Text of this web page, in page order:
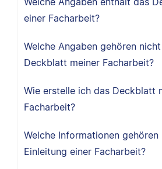
einer Facharbeit?
Welche Angaben gehören
Deckblatt meiner Facharbeit?
Wie erstelle ich das Deckblatt
Facharbeit?
Welche Informationen gehören
Einleitung einer Facharbeit?